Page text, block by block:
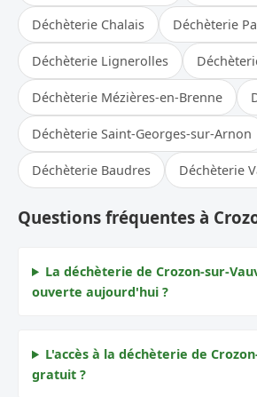
Déchèterie Chalais Déchèterie
Déchèterie Lignerolles
Déchèterie Mézières-en-Brenne
Déchèterie Saint-Georges-sur-Arnon
Déchèterie Baudres Déchèterie
Questions fréquentes à
La déchèterie de Crozon-sur-
ouverte aujourd'hui ?
L'accès à la déchèterie de
gratuit ?